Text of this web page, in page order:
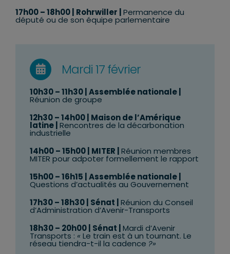
17h00 – 18h00 | Rohrwiller | Permanence du
député ou de son équipe parlementaire
Mardi 17 février
10h30 – 11h30 | Assemblée nationale |
Réunion de groupe
12h30 – 14h00 | Maison de l’Amérique
latine | Rencontres de la décarbonation
industrielle
14h00 – 15h00 | MITER | Réunion membres
MITER pour adpoter formellement le rapport
15h00 – 16h15 | Assemblée nationale
Questions d’actualités au Gouvernement
17h30 – 18h30 | Sénat Réunion du Conseil
d’Administration d’Avenir-Transports
18h30 – 20h00 | Sénat Mardi d’Avenir
Transports : «Le train est à un tournant. Le
réseau tiendra-t-il la cadence ?»